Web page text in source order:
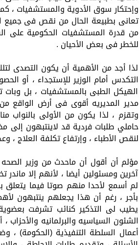
وإحتكار سوق الأدوية والمستشفيات ،
تعانى بطبيعة الحال من نقص فى جميع
من قدرة المستشفيات الحكومية على
للخطر فى بعض الأحيان .
لذا أجد من الأهمية أن يكون التصدى
التكدس أمام الوزير للإستجداء ، أو
الهيكل الطبى بالمستشفيات ، بل وبات
مدير المديريه أقوى فى أرض الواقع
وتقزم ، لذا يكون من الأولى بالنواب
حاملي طلبات فردية قد لاينتبهون إلى
لنقص الأطباء ، وإرتفاع تكلفة العلاج ،
مؤلم أن أقول أن ماحدث من وزير الصحه
آخرين ومسئولين أيضا ، لأنهم إلا
لم أسمع لأحدا منهم صوتا فيما يتعلق
بأجر ، رغم أن هذا يجعلهم ينتبهون
يطيب لى التذكير كنائب تشرفت
الشئون السياسيه والبرلمانيه
أعمال السلطة التنفيذية (الحكومة) ،